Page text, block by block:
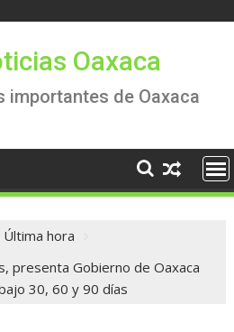
Oaxaca
importantes de Oaxaca
Última hora
presenta Gobierno de Oaxaca
30, 60 y 90 días